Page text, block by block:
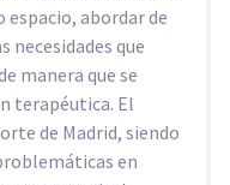
abordar de
necesidades que
manera que se
terapéutica. El
de Madrid, siendo
en